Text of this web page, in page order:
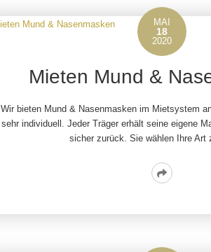
MAI
18
2020
Mieten Mund &
Wir bieten Mund & Nasenmasken im Mietsystem
sehr individuell. Jeder Träger erhält seine eigene
sicher zurück. Sie wählen Ihre Art
Read